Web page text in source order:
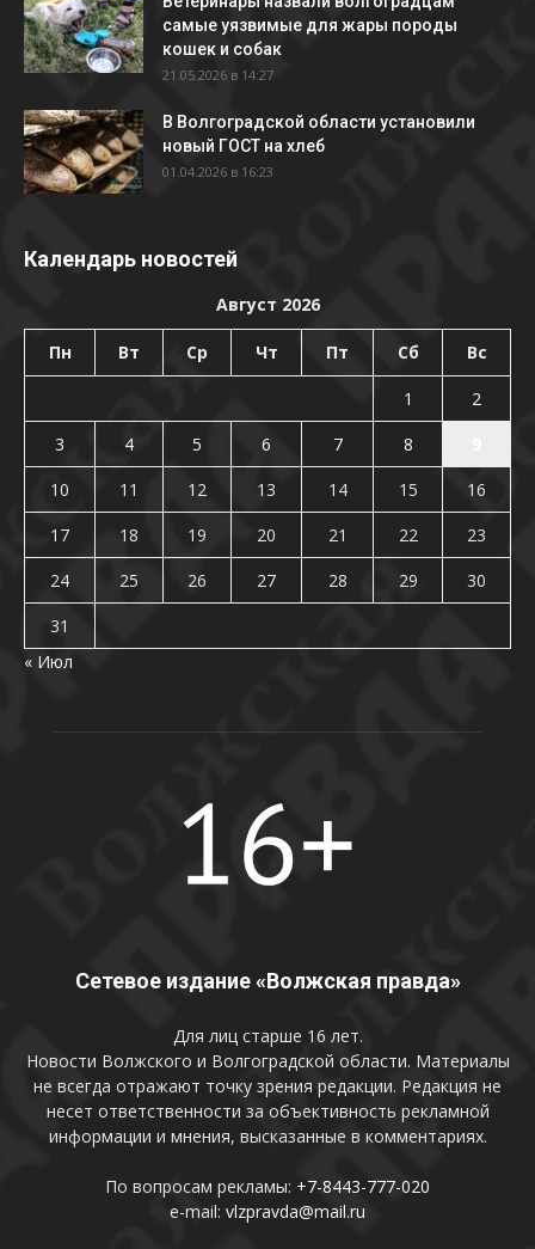
самые уязвимые для жары породы
кошек и собак
21.05.2026 в 14:27
В Волгоградской области установили
новый ГОСТ на хлеб
01.04.2026 в 16:23
Календарь новостей
Август 2026
Пн Вт Ср Чт Пт Сб Вс
1
2
3
4 5 6 7 8
10
11 12 13 14 15
16
17
18 19 20 21 22
23
24
25 26 27 28 29
30
31
« Июл
Сетевое издание «Волжская правда»
Для лиц старше 16 лет.
Новости Волжского и Волгоградской области. Материалы
не всегда отражают точку зрения редакции. Редакция не
несет ответственности за объективность рекламной
информации и мнения, высказанные в комментариях.
По вопросам рекламы: +7-8443-777-020
e-mail: vlzpravda@mail.ru